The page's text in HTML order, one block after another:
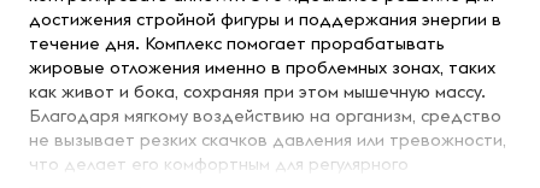
достижения стройной фигуры и поддержания энергии в
течение дня. Комплекс помогает прорабатывать
жировые отложения именно в проблемных зонах, таких
как живот и бока, сохраняя при этом мышечную массу.
Благодаря мягкому воздействию на организм, средство
не вызывает резких скачков давления или тревожности,
что делает его комфортным для регулярного